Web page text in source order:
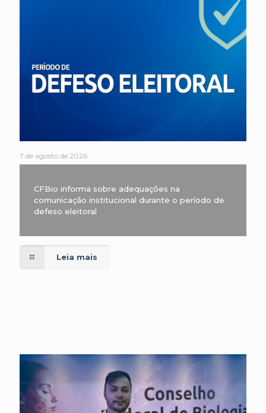
7 de agosto de 2026
CFBio informa sobre adequações na
comunicação institucional durante o período de
defeso eleitoral
Leia mais